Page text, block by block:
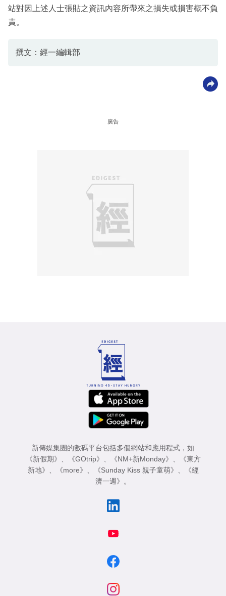
站對因上述人士張貼之資訊內容所帶來之損失或損害概不負
責。
撰文：經一編輯部
廣告
新傳媒集團的數碼平台包括多個網站和應用程式，如
《新假期》
《GOtrip》 《NM+新Monday》
《東方
新地》
《more》 《Sunday Kiss 親子童萌》
《經
濟一週》
。